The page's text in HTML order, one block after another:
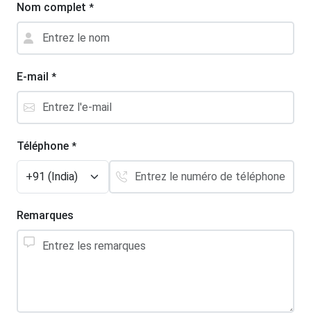
Nom complet *
E-mail *
Téléphone *
Remarques